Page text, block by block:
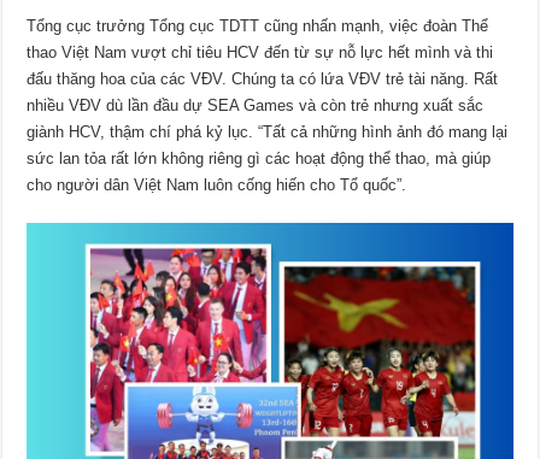
Tổng cục trưởng Tổng cục TDTT cũng nhấn mạnh, việc đoàn Thể
thao Việt Nam vượt chỉ tiêu HCV đến từ sự nỗ lực hết mình và thi
đấu thăng hoa của các VĐV. Chúng ta có lứa VĐV trẻ tài năng. Rất
nhiều VĐV dù lần đầu dự SEA Games và còn trẻ nhưng xuất sắc
giành HCV, thậm chí phá kỷ lục. “Tất cả những hình ảnh đó mang lại
sức lan tỏa rất lớn không riêng gì các hoạt động thể thao, mà giúp
cho người dân Việt Nam luôn cống hiến cho Tổ quốc”.